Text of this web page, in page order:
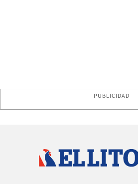
PUBLICIDAD